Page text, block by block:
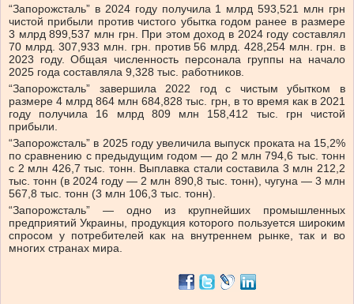
“Запорожсталь” в 2024 году получила 1 млрд 593,521 млн грн
чистой прибыли против чистого убытка годом ранее в размере
3 млрд 899,537 млн ​​грн. При этом доход в 2024 году составлял
70 млрд. 307,933 млн. грн. против 56 млрд. 428,254 млн. грн. в
2023 году. Общая численность персонала группы на начало
2025 года составляла 9,328 тыс. работников.
“Запорожсталь” завершила 2022 год с чистым убытком в
размере 4 млрд 864 млн 684,828 тыс. грн, в то время как в 2021
году получила 16 млрд 809 млн 158,412 тыс. грн чистой
прибыли.
“Запорожсталь” в 2025 году увеличила выпуск проката на 15,2%
по сравнению с предыдущим годом — до 2 млн 794,6 тыс. тонн
с 2 млн 426,7 тыс. тонн. Выплавка стали составила 3 ​​млн 212,2
тыс. тонн (в 2024 году — 2 млн 890,8 тыс. тонн), чугуна — 3 млн
567,8 тыс. тонн (3 млн 106,3 тыс. тонн).
“Запорожсталь” — одно из крупнейших промышленных
предприятий Украины, продукция которого пользуется широким
спросом у потребителей как на внутреннем рынке, так и во
многих странах мира.